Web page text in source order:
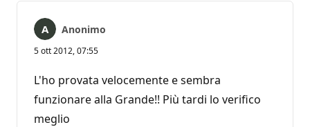
Anonimo
5 ott 2012, 07:55
L'ho provata velocemente e sembra
funzionare alla Grande!! Più tardi lo verifico
meglio